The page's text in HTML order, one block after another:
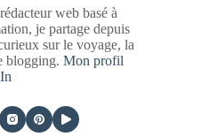
web basé à
je partage depuis
sur le voyage, la
blogging. Mon profil